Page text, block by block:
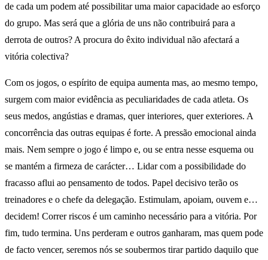
de cada um podem até possibilitar uma maior capacidade ao esforço
do grupo. Mas será que a glória de uns não contribuirá para a
derrota de outros? A procura do êxito individual não afectará a
vitória colectiva?
Com os jogos, o espírito de equipa aumenta mas, ao mesmo tempo,
surgem com maior evidência as peculiaridades de cada atleta. Os
seus medos, angústias e dramas, quer interiores, quer exteriores. A
concorrência das outras equipas é forte. A pressão emocional ainda
mais. Nem sempre o jogo é limpo e, ou se entra nesse esquema ou
se mantém a firmeza de carácter… Lidar com a possibilidade do
fracasso aflui ao pensamento de todos. Papel decisivo terão os
treinadores e o chefe da delegação. Estimulam, apoiam, ouvem e…
decidem! Correr riscos é um caminho necessário para a vitória. Por
fim, tudo termina. Uns perderam e outros ganharam, mas quem pode
de facto vencer, seremos nós se soubermos tirar partido daquilo que